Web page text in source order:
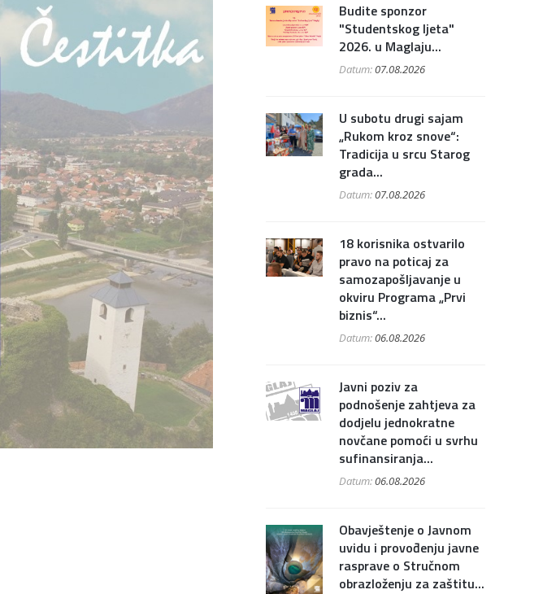
Budite sponzor
"Studentskog ljeta"
2026. u Maglaju...
Datum:07.08.2026
U subotu drugi sajam
„Rukom kroz snove“:
Tradicija u srcu Starog
grada...
Datum:07.08.2026
18 korisnika ostvarilo
pravo na poticaj za
samozapošljavanje u
okviru Programa „Prvi
biznis“...
Datum:06.08.2026
Javni poziv za
podnošenje zahtjeva za
dodjelu jednokratne
novčane pomoći u svrhu
sufinansiranja...
Datum:06.08.2026
Obavještenje o Javnom
uvidu i provođenju javne
rasprave o Stručnom
obrazloženju za zaštitu...